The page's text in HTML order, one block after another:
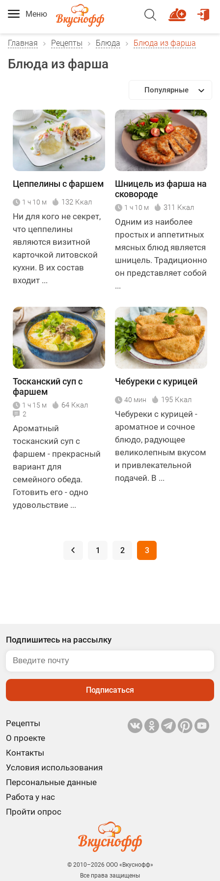
Меню
Главная Рецепты Блюда Блюда из фарша
Блюда из фарша
Популярные
Цеппелины с фаршем
1 ч 10 м 132 Ккал
Ни для кого не секрет,
что цеппелины
являются визитной
карточкой литовской
кухни. В их состав
входит ...
Шницель из фарша на
сковороде
1 ч 10 м 311 Ккал
Одним из наиболее
простых и аппетитных
мясных блюд является
шницель. Традиционно
он представляет собой
...
Тосканский суп с
фаршем
1 ч 15 м 64 Ккал
2
Ароматный
тосканский суп с
фаршем - прекрасный
вариант для
семейного обеда.
Готовить его - одно
удовольствие ...
Чебуреки с курицей
40 мин 195 Ккал
Чебуреки с курицей -
ароматное и сочное
блюдо, радующее
великолепным вкусом
и привлекательной
подачей. В ...
. 1 2 3
Рецепты
О проекте
Контакты
Условия использования
Персональные данные
Работа у нас
Пройти опрос
Подпишитесь на рассылку
Подписаться
© 2010–2026 ООО «Вкуснофф»
Все права защищены